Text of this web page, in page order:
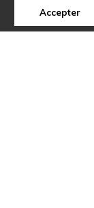
Accepter